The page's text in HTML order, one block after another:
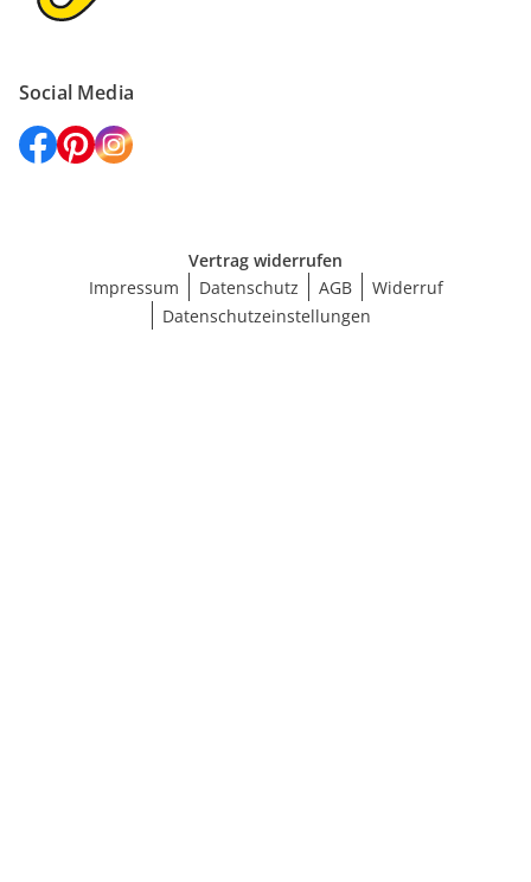
Social Media
Vertrag widerrufen
Impressum
Datenschutz AGB
Widerruf
Datenschutzeinstellungen